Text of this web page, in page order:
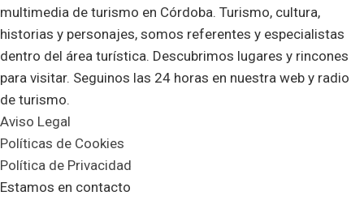
multimedia de turismo en Córdoba. Turismo, cultura,
historias y personajes, somos referentes y especialistas
dentro del área turística. Descubrimos lugares y rincones
para visitar. Seguinos las 24 horas en nuestra web y radio
de turismo.
Aviso Legal
Políticas de Cookies
Política de Privacidad
Estamos en contacto